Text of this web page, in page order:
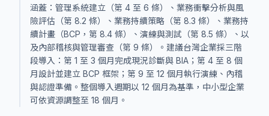
涵蓋：管理系統建立（第 4 至 6 條）、業務衝擊分析與風
險評估（第 8.2 條）、業務持續策略（第 8.3 條）、業務持
續計畫（BCP，第 8.4 條）、演練與測試（第 8.5 條）、以
及內部稽核與管理審查（第 9 條）。建議台灣企業採三階
段導入：第 1 至 3 個月完成現況診斷與 BIA；第 4 至 8 個
月設計並建立 BCP 框架；第 9 至 12 個月執行演練、內稽
與認證準備。整個導入週期以 12 個月為基準，中小型企業
可依資源調整至 18 個月。